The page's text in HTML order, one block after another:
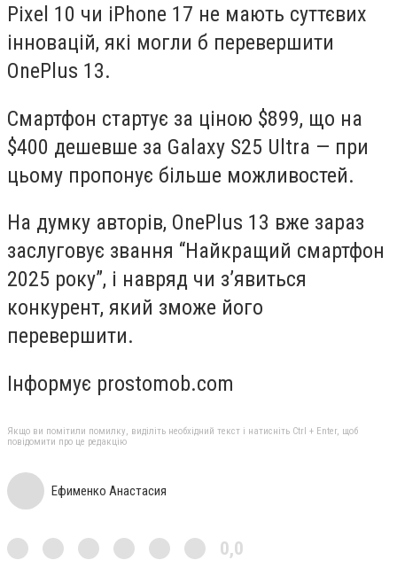
Pixel 10 чи iPhone 17 не мають суттєвих
інновацій, які могли б перевершити
OnePlus 13.
Смартфон стартує за ціною $899, що на
$400 дешевше за Galaxy S25 Ultra — при
цьому пропонує більше можливостей.
На думку авторів, OnePlus 13 вже зараз
заслуговує звання “Найкращий смартфон
2025 року”, і навряд чи з’явиться
конкурент, який зможе його
перевершити.
Інформує prostomob.com
Якщо ви помітили помилку, виділіть необхідний текст і натисніть Ctrl + Enter, щоб
повідомити про це редакцію
Ефименко Анастасия
0,0